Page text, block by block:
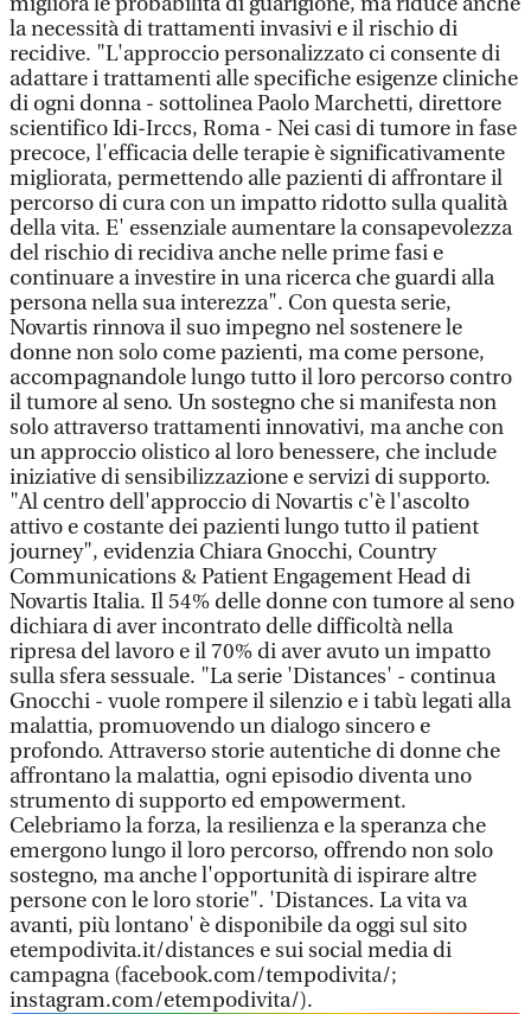
la necessità di trattamenti invasivi e il rischio di
recidive. "L'approccio personalizzato ci consente di
adattare i trattamenti alle specifiche esigenze cliniche
di ogni donna - sottolinea Paolo Marchetti, direttore
scientifico Idi-Irccs, Roma - Nei casi di tumore in fase
precoce, l'efficacia delle terapie è significativamente
migliorata, permettendo alle pazienti di affrontare il
percorso di cura con un impatto ridotto sulla qualità
della vita. E' essenziale aumentare la consapevolezza
del rischio di recidiva anche nelle prime fasi e
continuare a investire in una ricerca che guardi alla
persona nella sua interezza". Con questa serie,
Novartis rinnova il suo impegno nel sostenere le
donne non solo come pazienti, ma come persone,
accompagnandole lungo tutto il loro percorso contro
il tumore al seno. Un sostegno che si manifesta non
solo attraverso trattamenti innovativi, ma anche con
un approccio olistico al loro benessere, che include
iniziative di sensibilizzazione e servizi di supporto.
"Al centro dell'approccio di Novartis c'è l'ascolto
attivo e costante dei pazienti lungo tutto il patient
journey", evidenzia Chiara Gnocchi, Country
Communications & Patient Engagement Head di
Novartis Italia. Il 54% delle donne con tumore al seno
dichiara di aver incontrato delle difficoltà nella
ripresa del lavoro e il 70% di aver avuto un impatto
sulla sfera sessuale. "La serie 'Distances' - continua
Gnocchi - vuole rompere il silenzio e i tabù legati alla
malattia, promuovendo un dialogo sincero e
profondo. Attraverso storie autentiche di donne che
affrontano la malattia, ogni episodio diventa uno
strumento di supporto ed empowerment.
Celebriamo la forza, la resilienza e la speranza che
emergono lungo il loro percorso, offrendo non solo
sostegno, ma anche l'opportunità di ispirare altre
persone con le loro storie". 'Distances. La vita va
avanti, più lontano' è disponibile da oggi sul sito
etempodivita.it/distances e sui social media di
campagna (facebook.com/tempodivita/;
instagram.com/etempodivita/).